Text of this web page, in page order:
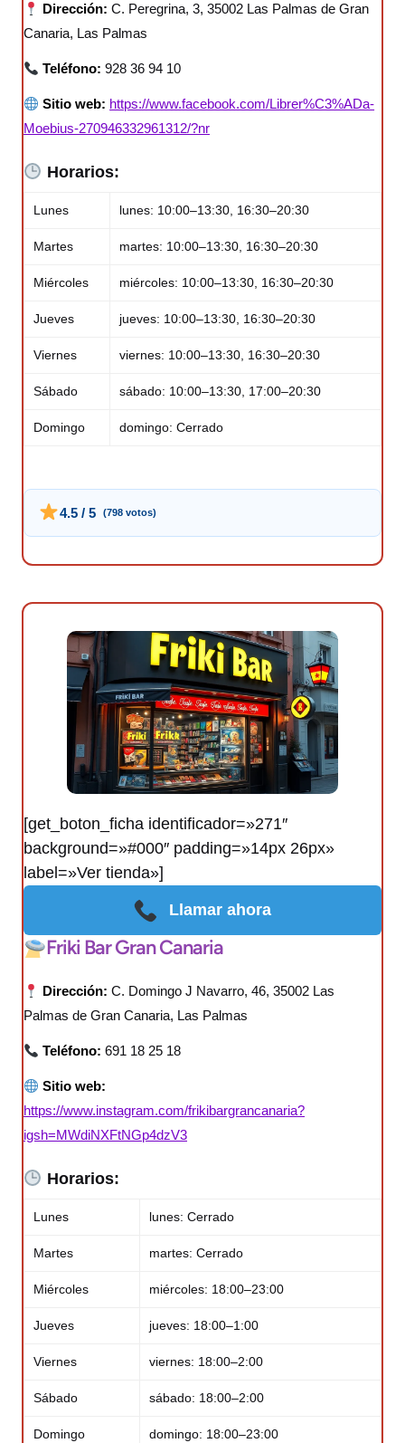
Dirección: C. Peregrina, 3, 35002 Las Palmas de Gran
Canaria, Las Palmas
Teléfono: 928 36 94 10
Sitio web: https://www.facebook.com/Librer%C3%ADa-
Moebius-270946332961312/?nr
Horarios:
Lunes lunes: 10:00–13:30, 16:30–20:30
Martes martes: 10:00–13:30, 16:30–20:30
Miércoles miércoles: 10:00–13:30, 16:30–20:30
Jueves jueves: 10:00–13:30, 16:30–20:30
Viernes viernes: 10:00–13:30, 16:30–20:30
Sábado sábado: 10:00–13:30, 17:00–20:30
Domingo domingo: Cerrado
4.5 / 5 (798 votos)
[get_boton_ficha identificador=»271″
background=»#000″ padding=»14px 26px»
label=»Ver tienda»]
Llamar ahora
Friki Bar Gran Canaria
Dirección: C. Domingo J Navarro, 46, 35002 Las
Palmas de Gran Canaria, Las Palmas
Teléfono: 691 18 25 18
Sitio web:
https://www.instagram.com/frikibargrancanaria?
igsh=MWdiNXFtNGp4dzV3
Horarios:
Lunes lunes: Cerrado
Martes martes: Cerrado
Miércoles miércoles: 18:00–23:00
Jueves jueves: 18:00–1:00
Viernes viernes: 18:00–2:00
Sábado sábado: 18:00–2:00
Domingo domingo: 18:00–23:00